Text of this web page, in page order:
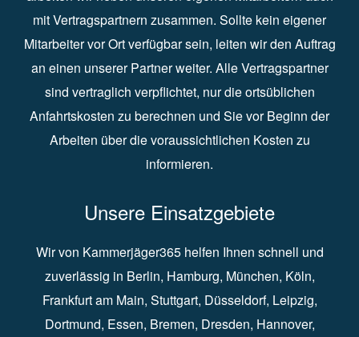
mit Vertragspartnern zusammen. Sollte kein eigener
Mitarbeiter vor Ort verfügbar sein, leiten wir den Auftrag
an einen unserer Partner weiter. Alle Vertragspartner
sind vertraglich verpflichtet, nur die ortsüblichen
Anfahrtskosten zu berechnen und Sie vor Beginn der
Arbeiten über die voraussichtlichen Kosten zu
informieren.
Unsere Einsatzgebiete
Wir von Kammerjäger365 helfen Ihnen schnell und
zuverlässig in Berlin⁠, Hamburg⁠, München, Köln⁠,
Frankfurt am Main⁠, Stuttgart⁠, Düsseldorf⁠, Leipzig⁠,
Dortmund⁠, Essen⁠, Bremen⁠, Dresden⁠, Hannover⁠,